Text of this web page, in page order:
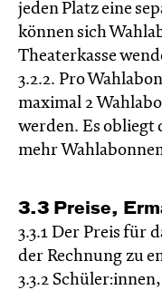
jeden Platz eine
können sich
Theaterkasse
3.2.2. Pro
maximal 2
werden. Es obliegt
mehr
3.3 Preise,
3.3.1 Der Preis für
der Rechnung zu
3.3.2